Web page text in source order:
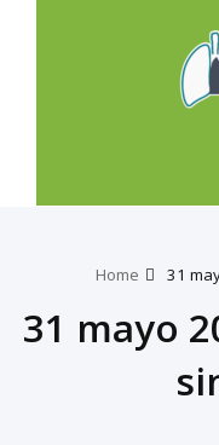
Home 31
31 mayo